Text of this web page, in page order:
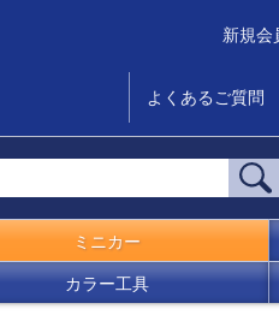
新規会
よくあるご質問
ミニカー
カラー工具